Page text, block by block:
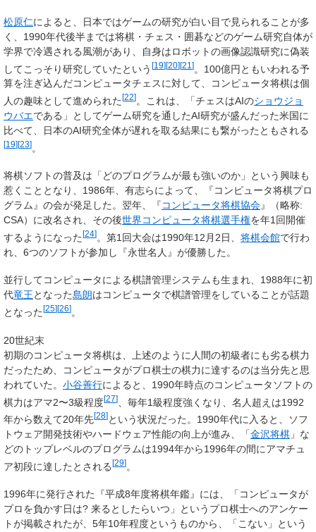
松原仁によると、日本ではゲームの研究が白い目で見られることが多
く、1990年代後半までは将棋・チェス・囲碁などのゲーム研究自体が
学界で冷遇される風潮があり、自身はロボットの画像認識研究に偽装
してこっそり研究していたという [19][20][21 ]。100億円ともいわれる予
算を注ぎ込んだコンピュータチェスに対して、コンピュータ将棋は個
人の趣味として進められた [22] 。これは、「チェスはAIのショウジョ
ウバエである」としてゲーム研究を通したAI研究が盛んだった米国に
比べて、日本のAI研究全体が遅れを取る結果にも繋がったともされる
[19][23]。
将棋ソフトの普及は「どのプログラムが最も強いのか」という興味も
惹くこととなり、1986年、有志らによって、『コンピュータ将棋プロ
グラム』の会が発足した。翌年、『コンピュータ将棋協会』（略称:
CSA）に改名され、その後世界コンピュータ将棋選手権を年1回開催
するようになった [24] 。第1回大会は1990年12月2日、 将棋会館で行わ
れ、6つのソフトが参加し『永世名人』が優勝した。
並行してコンピュータによる棋譜管理システムも生まれ、1988年に初
代竜王となった島朗はコンピュータで棋譜管理をしていることが話題
となった [25][26] 。
20世紀末
初期のコンピュータ将棋は、上述のように人間の初級者にも劣る棋力
だったため、コンピュータがプロ棋士の棋力に達するのは当分先と思
われていた。 小谷善行によると、1990年時点のコンピュータソフトの
棋力はアマ2〜3級程度[27]
、毎年1級程度強くなり、名人超えは1992
年から数えて20年先[28] という状況だった。1990年代に入ると、ソフ
トウェア開発技術やハードウェア性能の向上が進み、「金沢将棋 」な
どのトップレベルのプログラムは1994年から1996年の間にアマチュ
ア初段に達したとされる[29]。
1996年に発行された『平成8年度将棋年鑑』には、「コンピュータが
プロを負かす日は? 来るとしたらいつ」というプロ棋士へのアンケー
トが掲載されたが、5年10年程度というものから、「こない」という